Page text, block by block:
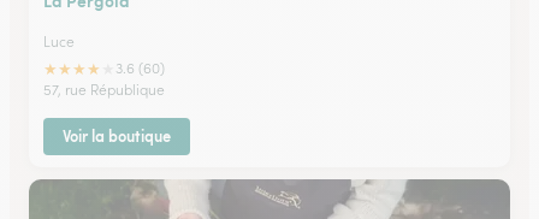
Luce
★★★★
3.6 (60)
57, rue République
Voir la boutique